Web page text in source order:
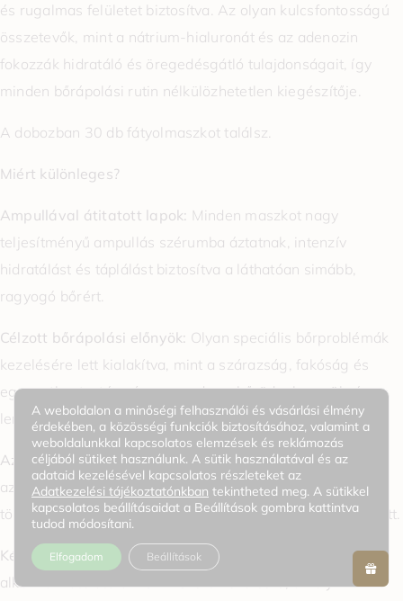
és rugalmas felületet biztosítva. Az olyan kulcsfontosságú
összetevők, mint a nátrium-hialuronát és az adenozin
fokozzák hidratáló és öregedésgátló tulajdonságait, így
minden bőrápolási rutin nélkülözhetetlen kiegészítője.
A dobozban 30 db fátyolmaszkot találsz.
Miért különleges?
Ampullával átitatott lapok: Minden maszkot nagy
teljesítményű ampullás szérumba áztatnak, intenzív
hidratálást és táplálást biztosítva a láthatóan simább,
ragyogó bőrért.
Célzott bőrápolási előnyök: Olyan speciális bőrproblémák
kezelésére lett kialakítva, mint a szárazság, fakóság és
egyenetlen textúra, így megadva a bőrödnek a szükséges
lendületet.
Azonnali eredmények:Már egyetlen használat után
azonnali ragyogást és revitalizált megjelenést biztosít, így
tökéletes a bőr előkészítésére egy különleges alkalom előtt.
Kényelmes és könnyen használható:
alkalmazható otthoni SPA-szerű kezelésre, amely
A weboldalon a minőségi felhasználói és vásárlási élmény
érdekében, a közösségi funkciók biztosításához, valamint a
weboldalunkkal kapcsolatos elemzések és reklámozás
céljából sütiket használunk. A sütik használatával és az
adataid kezelésével kapcsolatos részleteket az
Adatkezelési tájékoztatónkban tekintheted meg. A sütikkel
kapcsolatos beállításaidat a Beállítások gombra kattintva
tudod módosítani.
Elfogadom Beállítások